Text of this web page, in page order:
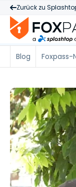
Zurück zu
Blog Foxpass-